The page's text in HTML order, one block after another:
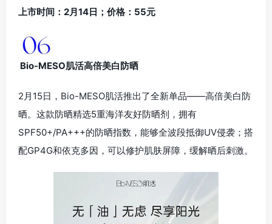
上市时间：2月14日；价格：55元
Bio-MESO肌活高倍美白防晒
2月15日，Bio-MESO肌活推出了全新单品——高倍美白防
晒。这款防晒精选5重海洋友好防晒剂，拥有
SPF50+/PA+++的防晒指数，能够全波段抵御UV侵袭；搭
配GP4G和依克多因，可以修护肌肤屏障，缓解晒后刺激。